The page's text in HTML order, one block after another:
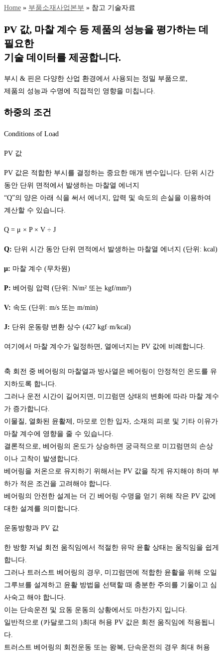
Home » 부품소재사업본부 » 참고 기술자료
PV 값, 마찰 계수 등 제품의 성능을 평가하는 데
필요한
기술 데이터를 제공합니다.
부시 & 핀은 다양한 산업 환경에서 사용되는 정밀 부품으로,
제품의 성능과 수명에 직접적인 영향을 미칩니다.
하중의 조건
Conditions of Load
PV 값
PV 값은 적합한 부시를 결정하는 중요한 매개 변수입니다. 단위 시간
동안 단위 면적에서 발생하는 마찰열 에너지
“Q”의 양은 아래 식을 써서 에너지, 압력 및 속도의 손실을 이용하여
계산할 수 있습니다.
Q = μ × P × V ÷ J
Q: 단위 시간 동안 단위 면적에서 발생하는 마찰열 에너지 (단위: kcal)
μ: 마찰 계수 (무차원)
P: 베어링 압력 (단위: N/m² 또는 kgf/mm²)
V: 속도 (단위: m/s 또는 m/min)
J: 단위 운동량 변환 상수 (427 kgf·m/kcal)
여기에서 마찰 계수가 일정하면, 열에너지는 PV 값에 비례합니다.
축 회전 중 베어링의 마찰열과 방사열은 베어링이 안정적인 온도를 유
지하도록 합니다.
그러나 운전 시간이 길어지면, 미끄럼면 상태의 변화에 따라 마찰 계수
가 증가합니다.
이물질, 열화된 윤활제, 마모로 인한 입자, 소재의 피로 및 기타 이유가
마찰 계수에 영향을 줄 수 있습니다.
결론적으로, 베어링의 온도가 상승하면 궁극적으로 미끄럼면의 손상
이나 고착이 발생합니다.
베어링을 저온으로 유지하기 위해서는 PV 값을 작게 유지해야 하며 부
하가 적은 조건을 고려해야 합니다.
베어링의 안전한 설계는 더 긴 베어링 수명을 얻기 위해 작은 PV 값에
대한 설계를 의미합니다.
운동방향과 PV 값
한 방향 저널 회전 움직임에서 적절한 유막 윤활 상태는 움직임을 쉽게
합니다.
그러나 트러스트 베어링의 경우, 미끄럼면에 적합한 윤활을 위해 오일
그루브를 설계하고 윤활 방법을 선택할 때 충분한 주의를 기울이고 심
사숙고 해야 합니다.
이는 단속운전 및 요동 운동의 상황에서도 마찬가지 입니다.
일반적으로 (카달로그의 )최대 허용 PV 값은 회전 움직임에 적용됩니
다.
트러스트 베어링의 회전운동 또는 왕복, 단속운전의 경우 최대 허용